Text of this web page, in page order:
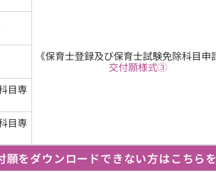
《保育士登録及び保育士試験免除科目申
交付願様式③
目専
目専
願をダウンロードできない方はこちら